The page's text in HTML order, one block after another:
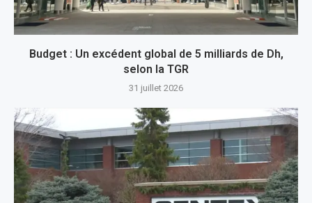
Budget : Un excédent global de 5 milliards de Dh,
selon la TGR
31 juillet 2026